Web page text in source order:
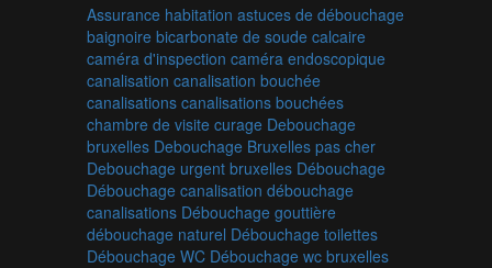
Assurance habitation astuces de débouchage
baignoire bicarbonate de soude calcaire
caméra d'inspection caméra endoscopique
canalisation canalisation bouchée
canalisations canalisations bouchées
chambre de visite curage Debouchage
bruxelles Debouchage Bruxelles pas cher
Debouchage urgent bruxelles Débouchage
Débouchage canalisation débouchage
canalisations Débouchage gouttière
débouchage naturel Débouchage toilettes
Débouchage WC Débouchage wc bruxelles